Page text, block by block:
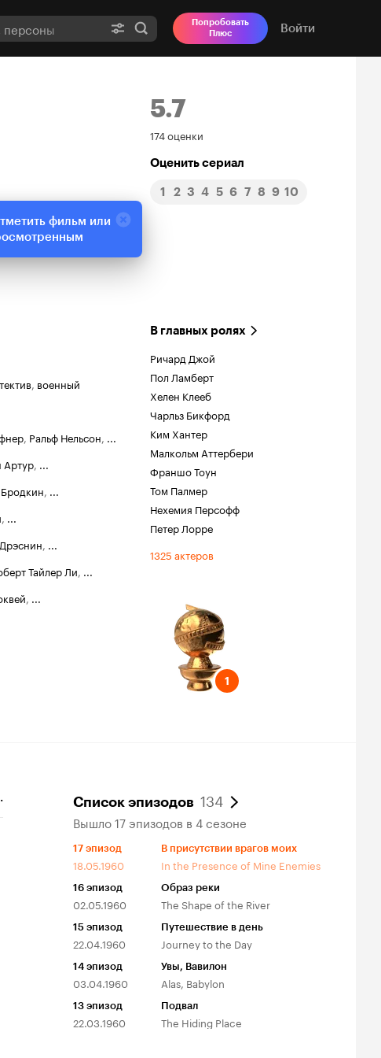
Попробовать
Плюс
Войти
5.7
Рейтинг
Кинопоиска
5.7
174 оценки
Оценить сериал
1 2 3 4 5 6 7 8 9 10
, военный
, Ральф Нельсон, ...
Артур, ...
, ...
, ...
, ...
Тайлер Ли, ...
, ...
В главных ролях
Ричард Джой
Пол Ламберт
Хелен Клееб
Чарльз Бикфорд
Ким Хантер
Малкольм Аттербери
Франшо Тоун
Том Палмер
Нехемия Персофф
Петер Лорре
1325 актеров
1
глобус
1
Список эпизодов 134
Вышло 17 эпизодов в 4 сезоне
17 эпизод
18.05.1960
В присутствии врагов моих
In the Presence of Mine Enemies
16 эпизод
02.05.1960
Образ реки
The Shape of the River
15 эпизод
22.04.1960
Путешествие в день
Journey to the Day
14 эпизод
03.04.1960
Увы, Вавилон
Alas, Babylon
13 эпизод
22.03.1960
Подвал
The Hiding Place
фильм или